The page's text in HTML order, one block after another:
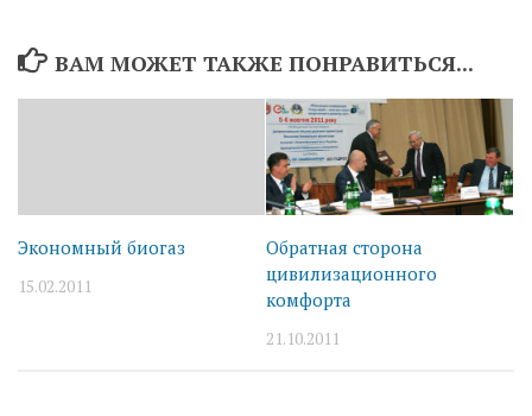
ВАМ МОЖЕТ ТАКЖЕ ПОНРАВИТЬСЯ...
Экономный биогаз
15.02.2011
Обратная сторона
цивилизационного
комфорта
21.10.2011